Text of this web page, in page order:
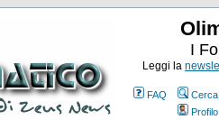
I
Leggi la
FAQ
Cerca
Profilo